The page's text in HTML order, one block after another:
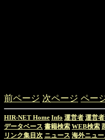
前ページ 次ページ ペー
HIR-NET Home Info 運営者 運営
データベース 書籍検索 WEB検索
リンク集目次 ニュース 海外ニュー